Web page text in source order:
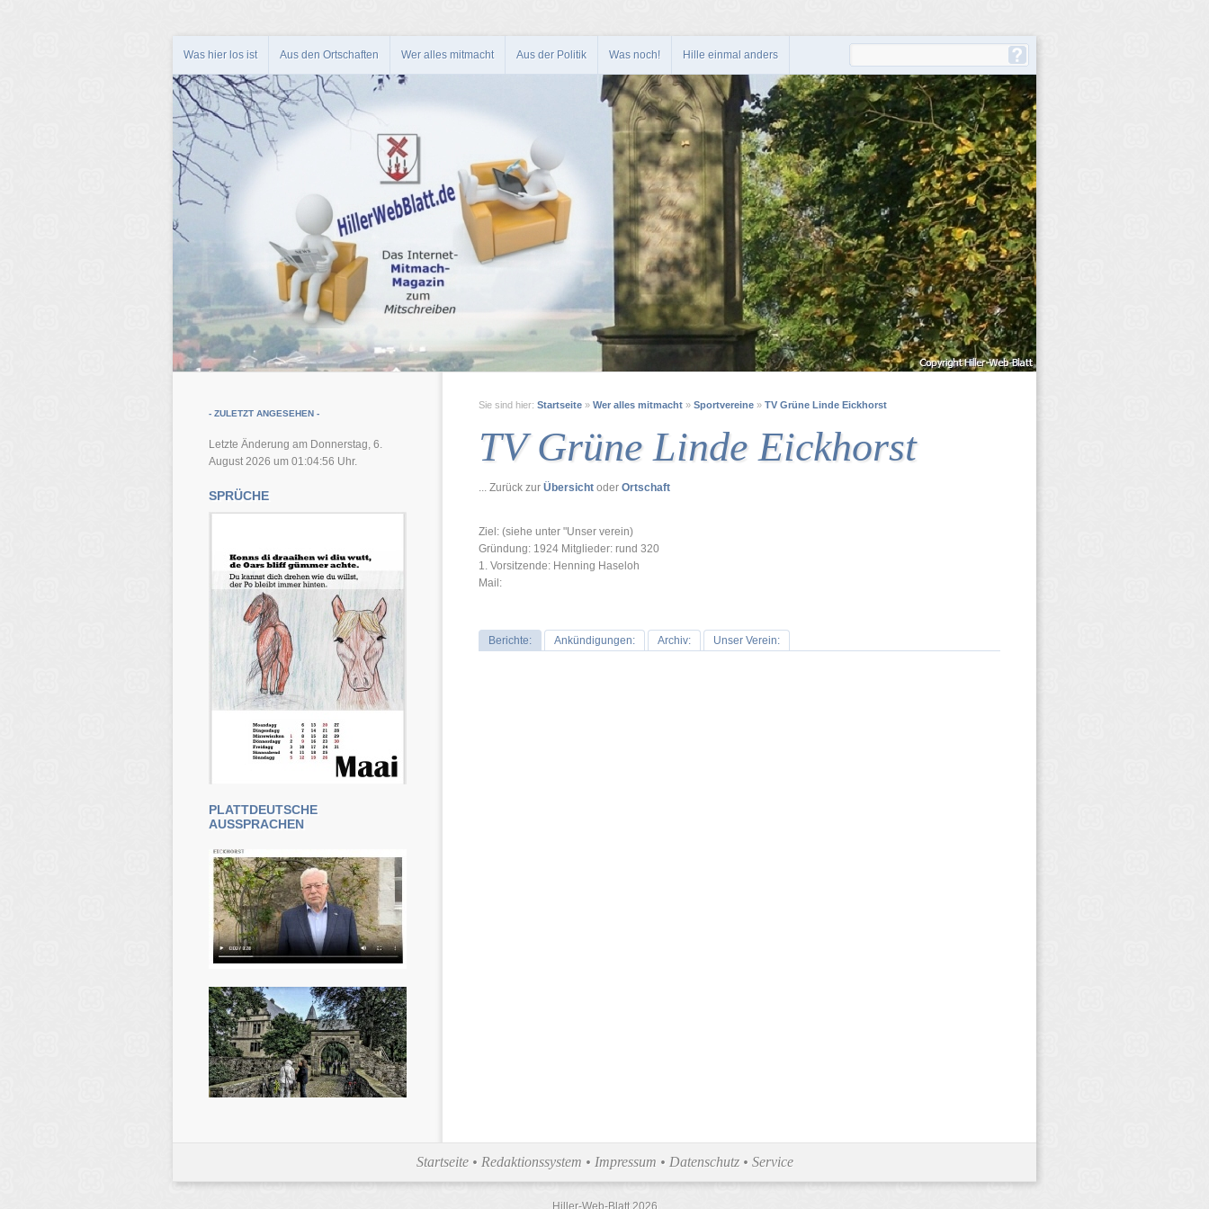
Was hier los ist Aus den Ortschaften Wer alles mitmacht Aus der Politik Was noch! Hille einmal anders
- ZULETZT ANGESEHEN -
Letzte Änderung am Donnerstag, 6.
August 2026 um 01:04:56 Uhr.
SPRÜCHE
PLATTDEUTSCHE
AUSSPRACHEN
Sie sind hier: Startseite » Wer alles mitmacht » Sportvereine » TV Grüne Linde Eickhorst
TV Grüne Linde Eickhorst
... Zurück zur Übersicht oder Ortschaft
Ziel: (siehe unter "Unser verein)
Gründung: 1924 Mitglieder: rund 320
1. Vorsitzende: Henning Haseloh
Mail:
Berichte: Ankündigungen: Archiv: Unser Verein:
Startseite• Redaktionssystem • Impressum • Datenschutz• Service
Hiller-Web-Blatt 2026